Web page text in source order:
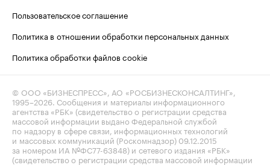
Пользовательское соглашение
Политика в отношении обработки персональных данных
Политика обработки файлов cookie
© ООО «БИЗНЕСПРЕСС», АО «РОСБИЗНЕСКОНСАЛТИНГ»,
1995–2026 . Сообщения и материалы информационного
агентства «РБК» (свидетельство о регистрации средства
массовой информации выдано Федеральной службой
по надзору в сфере связи, информационных технологий
и массовых коммуникаций (Роскомнадзор) 09.12.2015
за номером ИА №ФС77-63848) и сетевого издания «РБК»
(свидетельство о регистрации средства массовой информации